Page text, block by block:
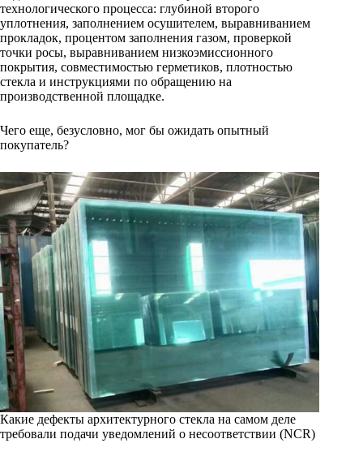
технологического процесса: глубиной второго
уплотнения, заполнением осушителем, выравниванием
прокладок, процентом заполнения газом, проверкой
точки росы, выравниванием низкоэмиссионного
покрытия, совместимостью герметиков, плотностью
стекла и инструкциями по обращению на
производственной площадке.
Чего еще, безусловно, мог бы ожидать опытный
покупатель?
Какие дефекты архитектурного стекла на самом деле
требовали подачи уведомлений о несоответствии (NCR)